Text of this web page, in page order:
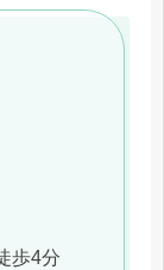
歩4分